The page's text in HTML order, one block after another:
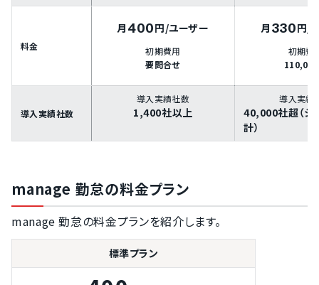
料金
月 400円/ユーザー
初期費用
要問合せ
月 330円
初期費
導入実績社数
導入実績社数
1,400社以上
導入実績
40,000社超（シ
計）
manage 勤怠の料金プラン
manage 勤怠の料金プランを紹介します。
標準プラン